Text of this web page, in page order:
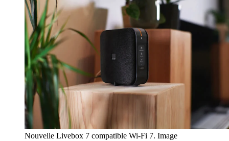
Nouvelle Livebox 7 compatible Wi-Fi 7. Image